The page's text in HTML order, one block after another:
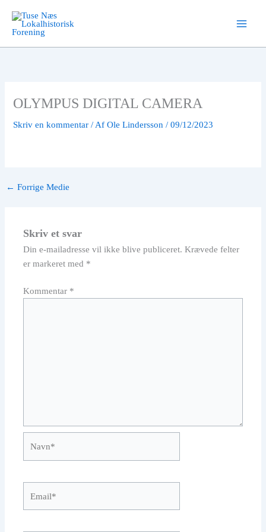
indholdet
OLYMPUS DIGITAL CAMERA
Skriv en kommentar / AfOle Lindersson/09/12/2023
← Forrige Medie
Skriv et svar
Din e-mailadresse vil ikke blive publiceret. Krævede felter
er markeret med *
Kommentar *